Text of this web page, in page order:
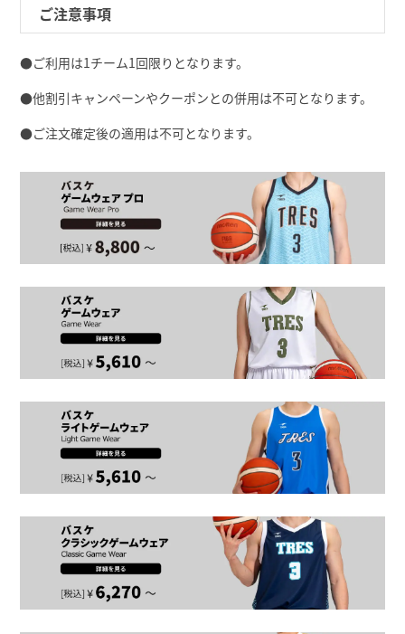
ご注意事項
●ご利用は1チーム1回限りとなります。
●他割引キャンペーンやクーポンとの併用は不可となります。
●ご注文確定後の適用は不可となります。